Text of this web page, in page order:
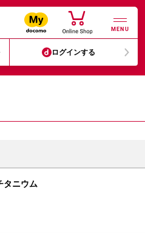
MENU
ログインする
タニウム